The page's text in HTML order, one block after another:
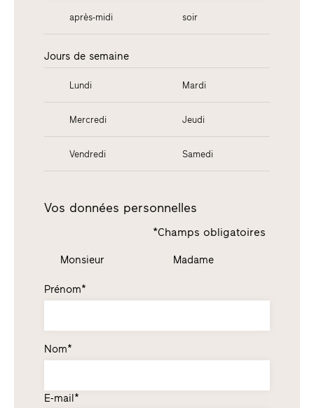
après-midi soir
Jours de semaine
Lundi Mardi
Mercredi Jeudi
Vendredi Samedi
Vos données personnelles
*Champs obligatoires
Monsieur Madame
Prénom*
Nom*
E-mail*